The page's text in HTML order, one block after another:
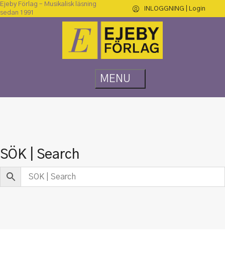
Ejeby Förlag – Musikalisk läsning
sedan 1991
INLOGGNING | Login
SÖK | Search